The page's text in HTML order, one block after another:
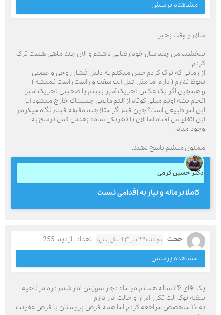
مشاهده پرسش
سلام و وقت بخیر
ببخشید من چند سال خودارضایی داشتم و الان چند ماهی هست ترک
کردم
از زمانی که ترک کردم حس میکنم به دلیل فشار روحی و عصبی
نعوظ ندارم ( دارم اما مثل قبل آلت سفت و راست راست نمیشه )
و همچین اگر یک عکس تحریک آمیز ببینم یا صحبتی تحریک امیز
انجام بشه اونم میلی کوتاه از آلتم مایعی چسبناک خارج میشود آیا
این امر طبیعی است؟ چون قبلا اگر مثلا چند دقیقه فیلم نگاه میکردم
این اتفاق می افتاد اما الان با تحریکی ساده بعدش کمی ترشح به
وجود میاد.
ممنون میشم پاسخ دهید.
دکتر حسین کرمی
کاملا نرماله و نیاز به اقدامی نیست
حجت دوشنبه ۲۳ تیر ۴( 1 سال پیش)
تعداد بازدید: 255
مشاهده پرسش
یک اقای ۳۶ ساله هستم دو ماه دچار سوزش ادار شدم درد در ناحیه
بیضه نوک الت تکرر ادرار و حالت ادار دارم
به ۲۰ متخصص مراجعه کردم اما همه قرص پروستان یا قرص عفونت